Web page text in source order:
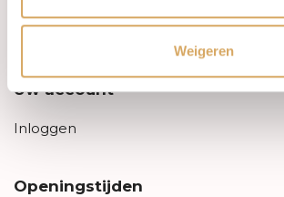
Weigeren
Privacy Policy
Uw account
Inloggen
Openingstijden